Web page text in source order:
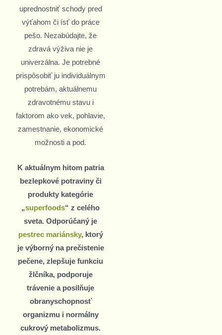
uprednostniť schody pred
výťahom či ísť do práce
pešo. Nezabúdajte, že
zdravá výživa nie je
univerzálna. Je potrebné
prispôsobiť ju individuálnym
potrebám, aktuálnemu
zdravotnému stavu i
faktorom ako vek, pohlavie,
zamestnanie, ekonomické
možnosti a pod.
K aktuálnym hitom patria
bezlepkové potraviny či
produkty kategórie
„superfoods“ z celého
sveta. Odporúčaný je
pestrec mariánsky, ktorý
je výborný na prečistenie
pečene, zlepšuje funkciu
žlčníka, podporuje
trávenie a posilňuje
obranyschopnosť
organizmu i normálny
cukrový metabolizmus.